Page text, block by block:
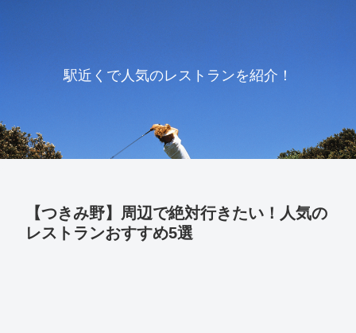
駅近くで人気のレストランを紹介！
【つきみ野】周辺で絶対行きたい！人気の
レストランおすすめ5選